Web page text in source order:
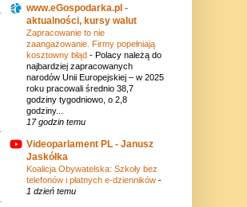
www.eGospodarka.pl -
aktualności, kursy walut
Zapracowanie to nie
zaangażowanie. Firmy popełniają
kosztowny błąd - Polacy należą do
najbardziej zapracowanych
narodów Unii Europejskiej – w 2025
roku pracowali średnio 38,7
godziny tygodniowo, o 2,8
godziny...
17 godzin temu
Videoparlament PL - Janusz
Jaskółka
Koalicja Obywatelska: Szkoły bez
telefonów i płatnych e-dzienników -
1 dzień temu